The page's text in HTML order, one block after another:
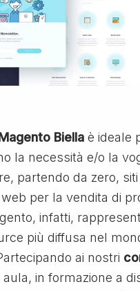
Biella è ideale
la necessità e/o la
partendo da zero,
per la vendita di
infatti,
più diffusa nel
ai nostri
aula, in formazione a